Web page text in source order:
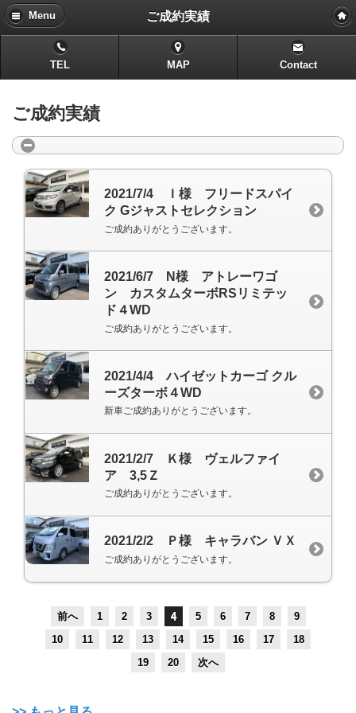
Menu ご成約実績
TEL MAP Contact
ご成約実績
2021/7/4 Ｉ様 フリードスパイ
ク Gジャストセレクション
ご成約ありがとうございます。
2021/6/7 N様 アトレーワゴ
ン カスタムターボRSリミテッ
ド４WD
ご成約ありがとうございます。
2021/4/4 ハイゼットカーゴ クル
ーズターボ４WD
新車ご成約ありがとうございます。
2021/2/7 Ｋ様 ヴェルファイ
ア 3,5Ｚ
ご成約ありがとうございます。
2021/2/2 Ｐ様 キャラバン ＶＸ
ご成約ありがとうございます。
前へ 1 2 3 4 5 6 7 8
9
10
11 12 13 14 15 16 17
18
19
20 次へ